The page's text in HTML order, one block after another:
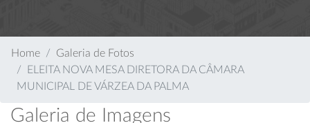
Home
Galeria de Fotos
ELEITA NOVA MESA DIRETORA DA CÂMARA
MUNICIPAL DE VÁRZEA DA PALMA
Galeria de Imagens